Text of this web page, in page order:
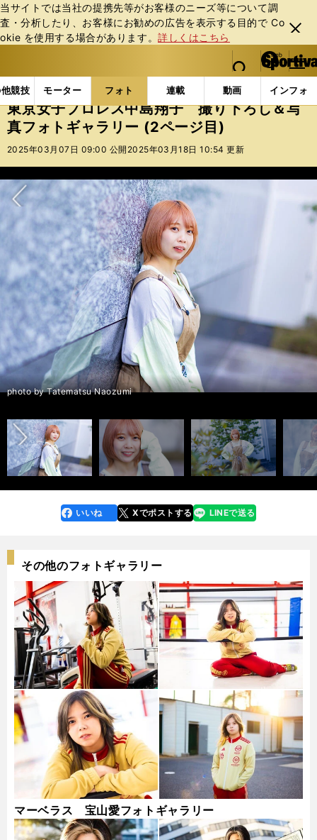
当サイトでは当社の提携先等がお客様のニーズ等について調
査・分析したり、お客様にお勧めの広告を表⽰する⽬的で Co
okie を使⽤する場合があります。詳しくはこちら
閉じ
る
web Sportiva (webスポルティーバ)
検索
マイペ
ー
ジ
メニュ
競技 モーター フォト 連載 動画 インフォ
b
ス
ポ
ル
バ
フォトギャラリー 東京女子プロレス中島翔子 撮り下
東京女子プロレス中島翔子 撮り下ろし＆写
真フォトギャラリー (2ページ目)
2025年03月07日 09:00 公開 2025年03月18日 10:54 更新
photo by Tatematsu Naozumi
前へ
faceboo
k
いいね Xでポストする
line LINEで送る
その他のフォトギャラリー
マーベラス 宝山愛フォトギャラリー